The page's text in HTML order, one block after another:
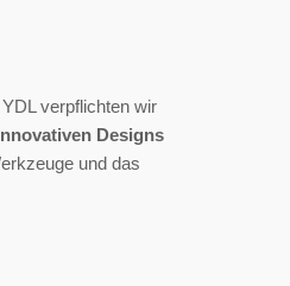
verpflichten wir
Designs
und das